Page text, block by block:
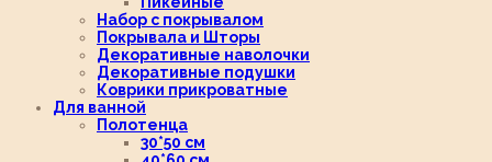
Набор с покрывалом
Покрывала и Шторы
Декоративные наволочки
Декоративные подушки
Коврики прикроватные
Для ванной
Полотенца
30*50 см